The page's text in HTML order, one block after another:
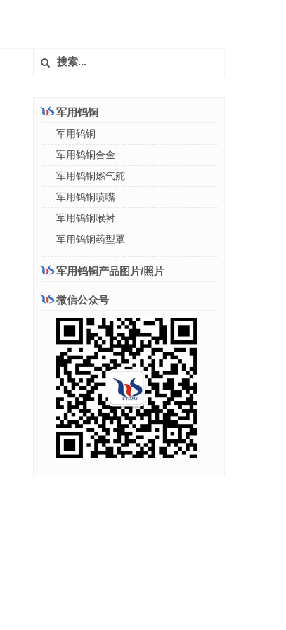
军用钨铜
军用钨铜
军用钨铜合金
军用钨铜燃气舵
军用钨铜喷嘴
军用钨铜喉衬
军用钨铜药型罩
军用钨铜产品图片/照片
微信公众号